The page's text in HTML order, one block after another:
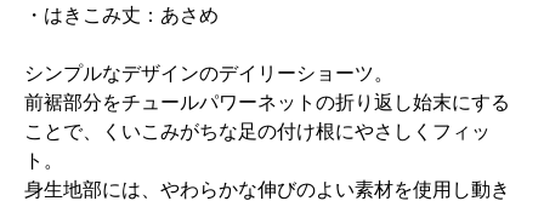
・はきこみ丈：あさめ
シンプルなデザインのデイリーショーツ。
前裾部分をチュールパワーネットの折り返し始末にする
ことで、くいこみがちな足の付け根にやさしくフィッ
ト。
身生地部には、やわらかな伸びのよい素材を使用し動き